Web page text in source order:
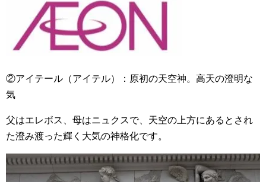
②アイテール（アイテル）：原初の天空神。高天の澄明な
気
父はエレボス、母はニュクスで、天空の上方にあるとされ
た澄み渡った輝く大気の神格化です。